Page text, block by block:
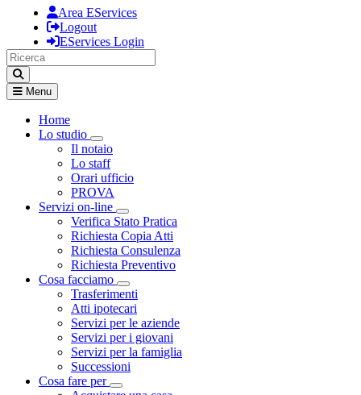
Area EServices
Logout
EServices Login
Menu
Home
Lo studio
Visualizza menù di secondo livello
Il notaio
Lo staff
Orari ufficio
PROVA
Servizi on-line
Visualizza menù di secondo livello
Verifica Stato Pratica
Richiesta Copia Atti
Richiesta Consulenza
Richiesta Preventivo
Cosa facciamo
Visualizza menù di secondo livello
Trasferimenti
Atti ipotecari
Servizi per le aziende
Servizi per i giovani
Servizi per la famiglia
Successioni
Cosa fare per
Visualizza menù di secondo livello